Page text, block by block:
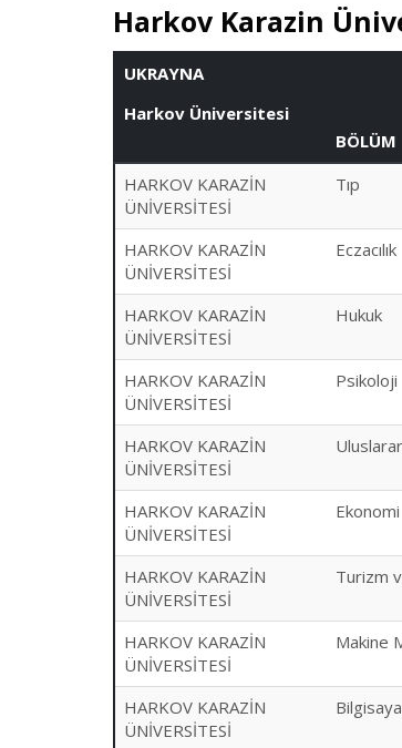
Harkov Karazin
UKRAYNA
Harkov Üniversitesi
BÖLÜM
HARKOV KARAZİN
ÜNİVERSİTESİ
Tıp
HARKOV KARAZİN
ÜNİVERSİTESİ
Eczacılık
HARKOV KARAZİN
ÜNİVERSİTESİ
Hukuk
HARKOV KARAZİN
ÜNİVERSİTESİ
Psikoloji
HARKOV KARAZİN
ÜNİVERSİTESİ
HARKOV KARAZİN
ÜNİVERSİTESİ
Ekonomi
HARKOV KARAZİN
ÜNİVERSİTESİ
Turizm
HARKOV KARAZİN
ÜNİVERSİTESİ
Makine
HARKOV KARAZİN
ÜNİVERSİTESİ